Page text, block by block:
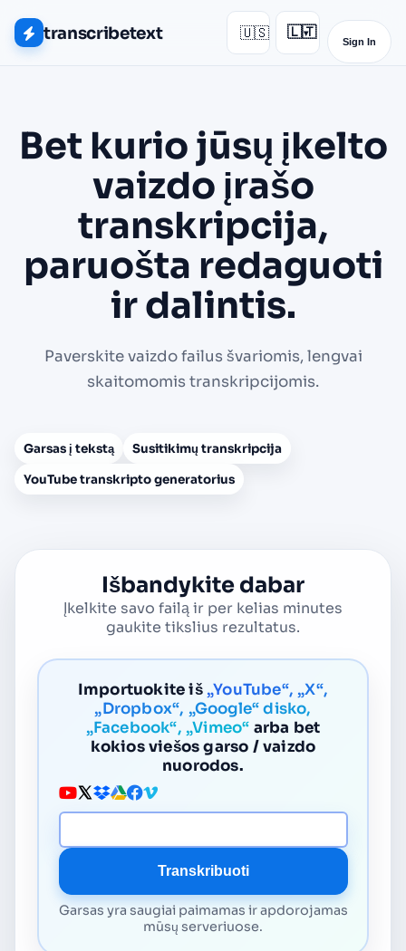
transcribetext 🇺🇸 🇱🇹
▾
Sign In
Bet kurio jūsų įkelto
vaizdo įrašo
transkripcija,
paruošta redaguoti
ir dalintis.
Paverskite vaizdo failus švariomis, lengvai
skaitomomis transkripcijomis.
Garsas į tekstą
Susitikimų transkripcija
YouTube transkripto generatorius
Išbandykite dabar
Įkelkite savo failą ir per kelias minutes
gaukite tikslius rezultatus.
Importuokite iš „YouTube“, „X“,
„Dropbox“, „Google“ disko,
„Facebook“, „Vimeo“ arba bet
kokios viešos garso / vaizdo
nuorodos.
Medijos URL
Transkribuoti
Garsas yra saugiai paimamas ir apdorojamas
mūsų serveriuose.